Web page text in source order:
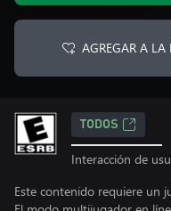
AGREGAR A LA
TODOS
Interacción de
Este contenido requiere un